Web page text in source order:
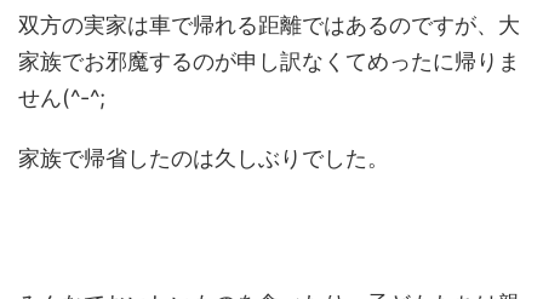
双方の実家は車で帰れる距離ではあるのですが、大
家族でお邪魔するのが申し訳なくてめったに帰りま
せん(^-^;
家族で帰省したのは久しぶりでした。